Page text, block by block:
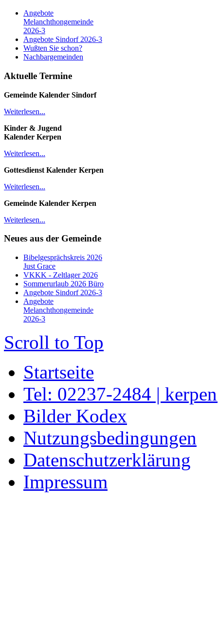
Angebote
Melanchthongemeinde
2026-3
Angebote Sindorf 2026-3
Wußten Sie schon?
Nachbargemeinden
Aktuelle Termine
Gemeinde Kalender Sindorf
Weiterlesen...
Kinder & Jugend
Kalender Kerpen
Weiterlesen...
Gottesdienst Kalender Kerpen
Weiterlesen...
Gemeinde Kalender Kerpen
Weiterlesen...
Neues aus der Gemeinde
Bibelgesprächskreis 2026
Just Grace
VKKK - Zeltlager 2026
Sommerurlaub 2026 Büro
Angebote Sindorf 2026-3
Angebote
Melanchthongemeinde
2026-3
Scroll to Top
Startseite
Tel: 02237-2484 |
Bilder Kodex
Nutzungsbedingungen
Datenschutzerklärung
Impressum